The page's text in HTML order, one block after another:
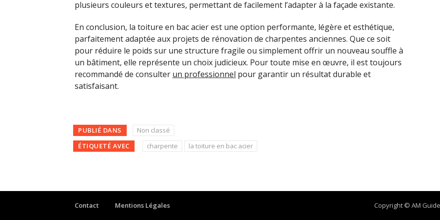
plusieurs couleurs et textures, permettant de facilement l’adapter à la façade existante.
En conclusion, la toiture en bac acier est une option performante, légère et esthétique,
parfaitement adaptée aux projets de rénovation de charpentes anciennes. Que ce soit
pour réduire le poids sur une structure fragile ou simplement offrir un nouveau souffle à
un bâtiment, elle représente un choix judicieux. Pour toute mise en œuvre, il est toujours
recommandé de consulter un professionnel pour garantir un résultat durable et
satisfaisant.
PUBLIÉ DANS
Non classé
ÉTIQUETÉ AVEC
charpente la toiture en bac acier
Contact Mentions Légales Copyright © AM